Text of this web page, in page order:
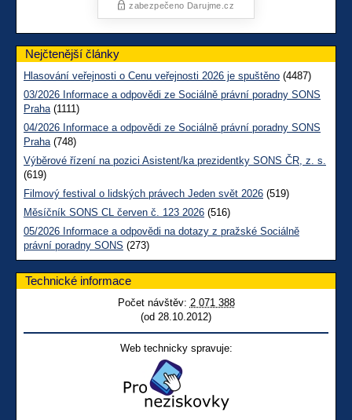
Nejčtenější články
Hlasování veřejnosti o Cenu veřejnosti 2026 je spuštěno (4487)
03/2026 Informace a odpovědi ze Sociálně právní poradny SONS
Praha(1111)
04/2026 Informace a odpovědi ze Sociálně právní poradny SONS
Praha(748)
Výběrové řízení na pozici Asistent/ka prezidentky SONS ČR, z. s.
(619)
Filmový festival o lidských právech Jeden svět 2026 (519)
Měsíčník SONS CL červen č. 123 2026 (516)
05/2026 Informace a odpovědi na dotazy z pražské Sociálně
právní poradny SONS (273)
Technické informace
Počet návštěv: 2 071 388
(od 28.10.2012)
Web technicky spravuje: